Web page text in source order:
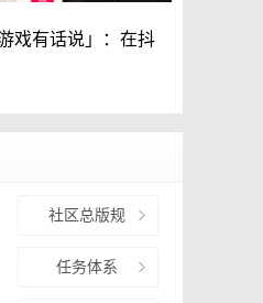
戏有话说」：在抖
社区总版规
任务体系